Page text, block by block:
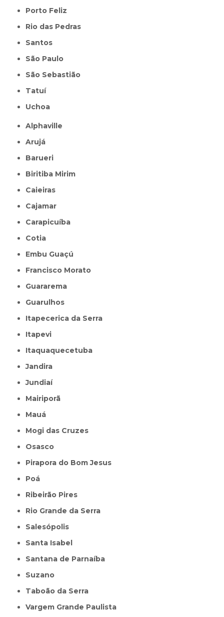
Porto Feliz
Rio das Pedras
Santos
São Paulo
São Sebastião
Tatuí
Uchoa
Alphaville
Arujá
Barueri
Biritiba Mirim
Caieiras
Cajamar
Carapicuíba
Cotia
Embu Guaçú
Francisco Morato
Guararema
Guarulhos
Itapecerica da Serra
Itapevi
Itaquaquecetuba
Jandira
Jundiaí
Mairiporã
Mauá
Mogi das Cruzes
Osasco
Pirapora do Bom Jesus
Poá
Ribeirão Pires
Rio Grande da Serra
Salesópolis
Santa Isabel
Santana de Parnaíba
Suzano
Taboão da Serra
Vargem Grande Paulista